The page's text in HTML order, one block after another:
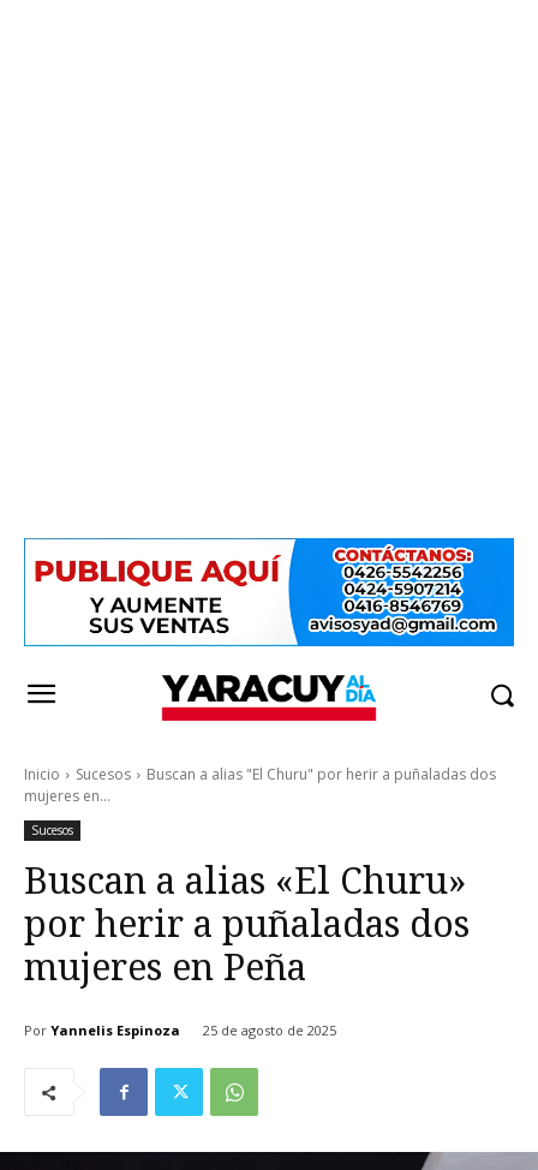
Inicio Sucesos
Buscan a alias "El Churu" por herir a puñaladas dos
mujeres en...
Sucesos
Buscan a alias «El Churu»
por herir a puñaladas dos
mujeres en Peña
Por Yannelis Espinoza 25 de agosto de 2025